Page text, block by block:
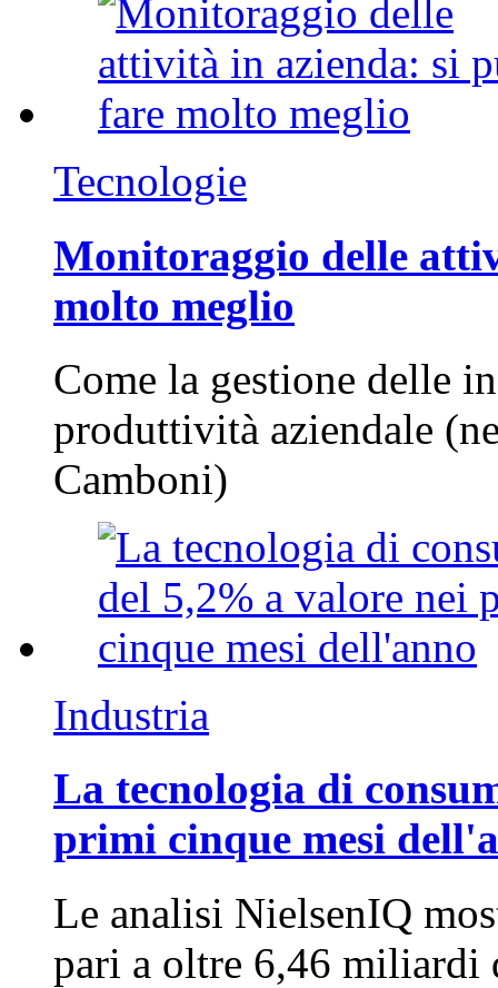
Tecnologie
Monitoraggio delle
molto meglio
Come la gestione delle
produttività aziendale
Camboni)
Industria
La tecnologia di
primi cinque mesi
Le analisi NielsenIQ
pari a oltre 6,46